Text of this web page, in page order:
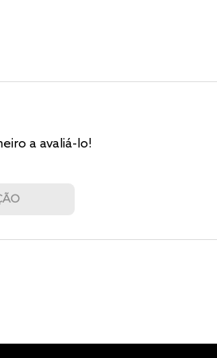
a avaliá-lo!